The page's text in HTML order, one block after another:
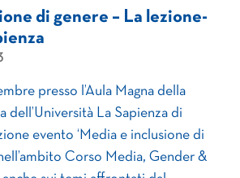
di genere – La lezione-
presso l’Aula Magna della
dell’Università La Sapienza di
evento ‘Media e inclusione di
Corso Media, Gender &